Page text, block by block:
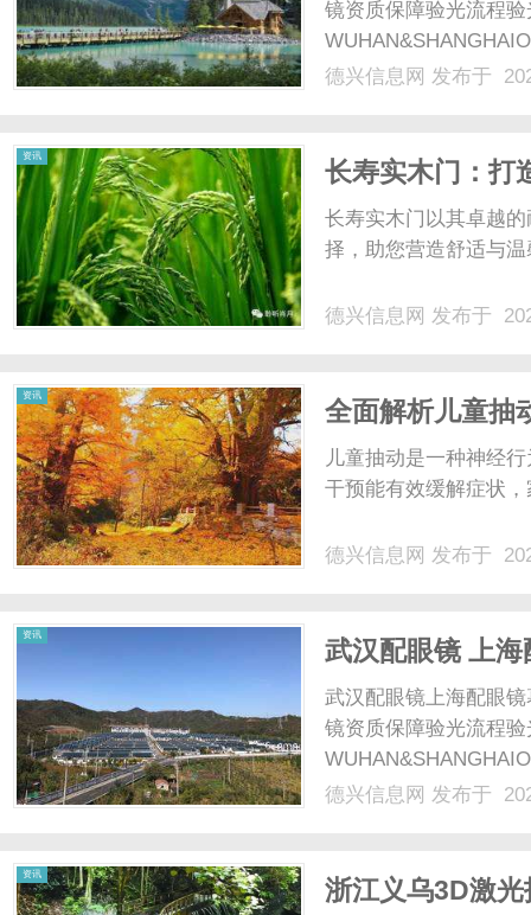
镜资质保障验光流程
配镜的写字楼眼镜店
德兴信息网 发布于
资讯
长寿实木门：打
长寿实木门以其卓越
择，助您营造舒适与
德兴信息网 发布于
资讯
全面解析儿童抽
儿童抽动是一种神经
干预能有效缓解症状
德兴信息网 发布于
资讯
武汉配眼镜 上海
武汉配眼镜上海配眼
镜资质保障验光流程
配镜的写字楼眼镜店
德兴信息网 发布于
资讯
浙江义乌3D激